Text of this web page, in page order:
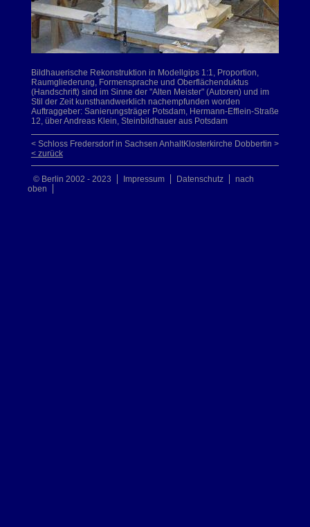
Bildhauerische Rekonstruktion in Modellgips 1:1, Proportion,
Raumgliederung, Formensprache und Oberflächenduktus
(Handschrift) sind im Sinne der "Alten Meister" (Autoren) und im
Stil der Zeit kunsthandwerklich nachempfunden worden
Auftraggeber: Sanierungsträger Potsdam, Hermann-Efflein-Straße
12, über Andreas Klein, Steinbildhauer aus Potsdam
Klosterkirche Dobbertin >
< Schloss Fredersdorf in Sachsen Anhalt
< zurück
© Berlin 2002 - 2023 Impressum Datenschutz
nach
oben